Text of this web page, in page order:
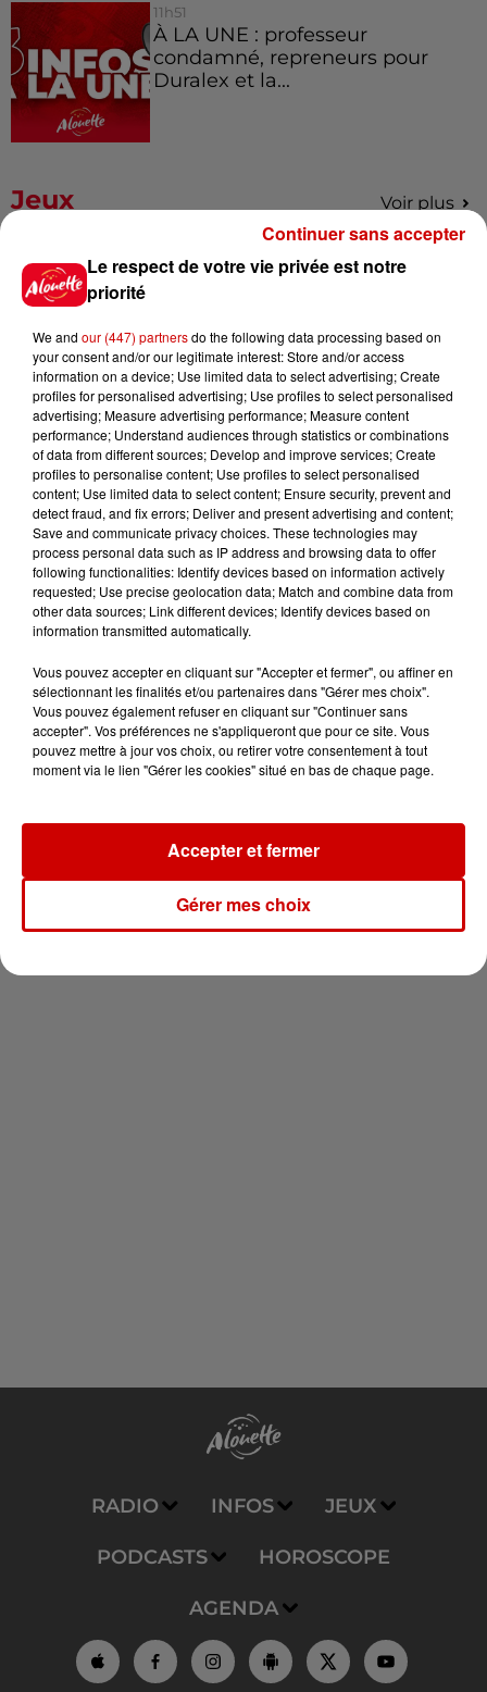
11h51
À LA UNE : professeur
condamné, repreneurs pour
Duralex et la...
Jeux Voir plus
Gagnez vos places pour le
Festival du Roi Arthur 2026 !
Gagnez vos entrées pour le
Musée du Sport Automobile au
Mans !
Alouette vous invite à
Futuroscope Xperiences !
Le Duel - Gagnez votre balade
en jet ski !
Newsletter
RADIO INFOS JEUX
PODCASTS HOROSCOPE
AGENDA
Le respect de votre vie privée est notre
priorité
We and our (447) partnersdo the following data processing based on
your consent and/or our legitimate interest: Store and/or access
information on a device; Use limited data to select advertising; Create
profiles for personalised advertising; Use profiles to select personalised
advertising; Measure advertising performance; Measure content
performance; Understand audiences through statistics or combinations
of data from different sources; Develop and improve services; Create
profiles to personalise content; Use profiles to select personalised
content; Use limited data to select content; Ensure security, prevent and
detect fraud, and fix errors; Deliver and present advertising and content;
Save and communicate privacy choices. These technologies may
process personal data such as IP address and browsing data to offer
following functionalities: Identify devices based on information actively
requested; Use precise geolocation data; Match and combine data from
other data sources; Link different devices; Identify devices based on
information transmitted automatically.
Vous pouvez accepter en cliquant sur "Accepter et fermer", ou affiner en
sélectionnant les finalités et/ou partenaires dans "Gérer mes choix".
Vous pouvez également refuser en cliquant sur "Continuer sans
accepter". Vos préférences ne s'appliqueront que pour ce site. Vous
pouvez mettre à jour vos choix, ou retirer votre consentement à tout
moment via le lien "Gérer les cookies" situé en bas de chaque page.
Gérer mes choix
Accepter et fermer
Continuer sans accepter